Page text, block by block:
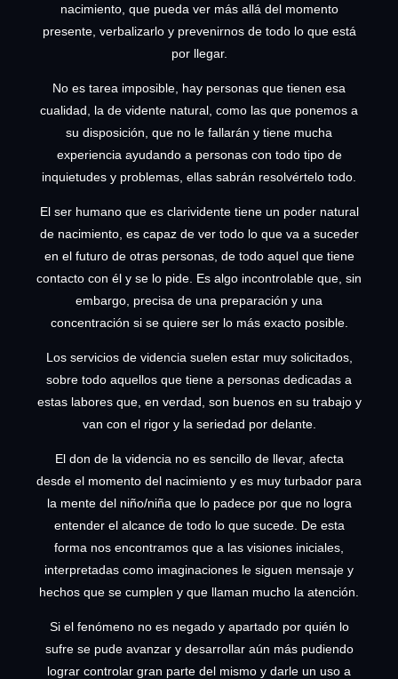
nacimiento, que pueda ver más allá del momento
presente, verbalizarlo y prevenirnos de todo lo que está
por llegar.
No es tarea imposible, hay personas que tienen esa
cualidad, la de vidente natural, como las que ponemos a
su disposición, que no le fallarán y tiene mucha
experiencia ayudando a personas con todo tipo de
inquietudes y problemas, ellas sabrán resolvértelo todo.
El ser humano que es clarividente tiene un poder natural
de nacimiento, es capaz de ver todo lo que va a suceder
en el futuro de otras personas, de todo aquel que tiene
contacto con él y se lo pide. Es algo incontrolable que, sin
embargo, precisa de una preparación y una
concentración si se quiere ser lo más exacto posible.
Los servicios de videncia suelen estar muy solicitados,
sobre todo aquellos que tiene a personas dedicadas a
estas labores que, en verdad, son buenos en su trabajo y
van con el rigor y la seriedad por delante.
El don de la videncia no es sencillo de llevar, afecta
desde el momento del nacimiento y es muy turbador para
la mente del niño/niña que lo padece por que no logra
entender el alcance de todo lo que sucede. De esta
forma nos encontramos que a las visiones iniciales,
interpretadas como imaginaciones le siguen mensaje y
hechos que se cumplen y que llaman mucho la atención.
Si el fenómeno no es negado y apartado por quién lo
sufre se pude avanzar y desarrollar aún más pudiendo
lograr controlar gran parte del mismo y darle un uso a